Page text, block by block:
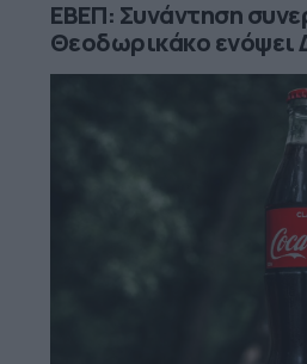
ΕΒΕΠ: Συνάντηση
Θεοδωρικάκο ενόψει